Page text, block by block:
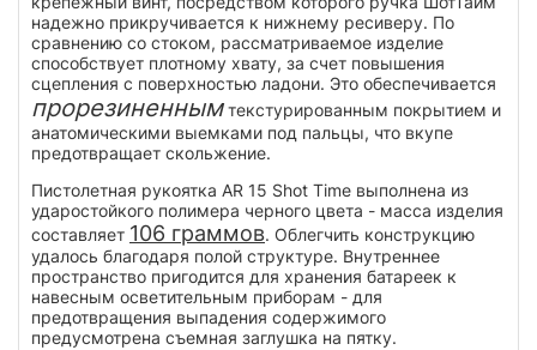
надежно прикручивается к нижнему ресиверу. По
сравнению со стоком, рассматриваемое изделие
способствует плотному хвату, за счет повышения
сцепления с поверхностью ладони. Это обеспечивается
прорезиненнымтекстурированным покрытием и
анатомическими выемками под пальцы, что вкупе
предотвращает скольжение.
Пистолетная рукоятка AR 15 Shot Time выполнена из
ударостойкого полимера черного цвета - масса изделия
составляет 106 граммов. Облегчить конструкцию
удалось благодаря полой структуре. Внутреннее
пространство пригодится для хранения батареек к
навесным осветительным приборам - для
предотвращения выпадения содержимого
предусмотрена съемная заглушка на пятку.